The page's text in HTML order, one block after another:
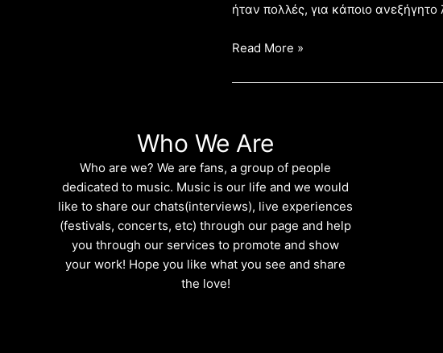
ήταν πολλές, για κάποιο ανεξήγητο
Read More »
Who We Are
Who are we? We are fans, a group of people
dedicated to music. Music is our life and we would
like to share our chats(interviews), live experiences
(festivals, concerts, etc) through our page and help
you through our services to promote and show
your work! Hope you like what you see and share
the love!